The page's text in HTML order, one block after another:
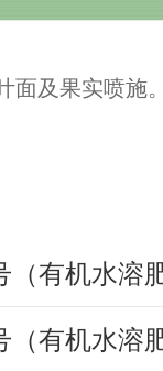
面及果实喷施
（有机水溶
（有机水溶